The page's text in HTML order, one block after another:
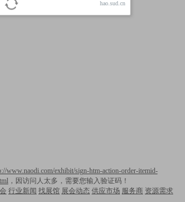
www.naodi.com/exhibit/sign-htm-action-order-itemid-
，因访问人太多，需要您输入验证码！
行业新闻 找展馆 展会动态 供应市场 服务商 资源需求
hao.sud.cn